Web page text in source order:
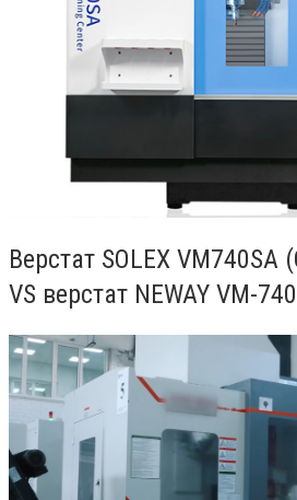
Верстат SOLEX
VS верстат NEWAY VM-